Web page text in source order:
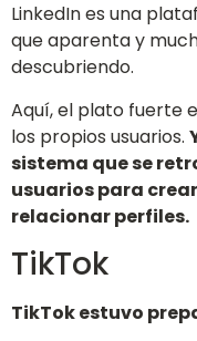
LinkedIn es una
que aparenta y
descubriendo.
Aquí, el plato fuerte
los propios usuarios.
sistema que se
usuarios para
relacionar perfiles.
TikTok
TikTok estuvo